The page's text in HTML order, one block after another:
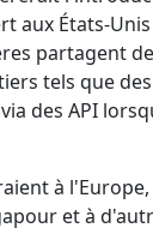
aux États-
partagent
tels que
des API
à
et à